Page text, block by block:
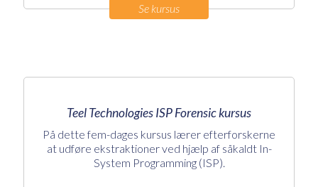
Se kursus
Teel Technologies ISP Forensic kursus
På dette fem-dages kursus lærer efterforskerne
at udføre ekstraktioner ved hjælp af såkaldt In-
System Programming (ISP).